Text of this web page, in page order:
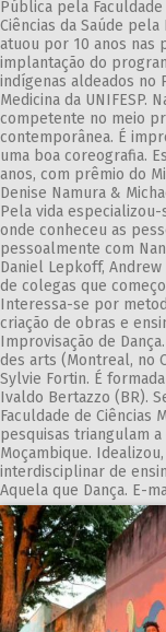
Pública pela Faculdade
Ciências da Saúde
atuou por 10 anos nas
implantação do
indígenas aldeados no
Medicina da UNIFESP.
competente no meio
contemporânea. É
uma boa coreografia.
anos, com prêmio do
Denise Namura &
Pela vida
onde conheceu as
pessoalmente com
Daniel Lepkoff,
de colegas que
Interessa-se por
criação de obras e
Improvisação de
des arts (Montreal, no
Sylvie Fortin. É
Ivaldo Bertazzo (BR).
Faculdade de Ciências
pesquisas triangulam
Moçambique.
interdisciplinar de
Aquela que Dança. E-